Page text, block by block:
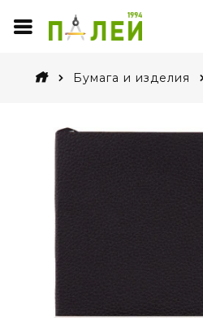
Бумага и изделия